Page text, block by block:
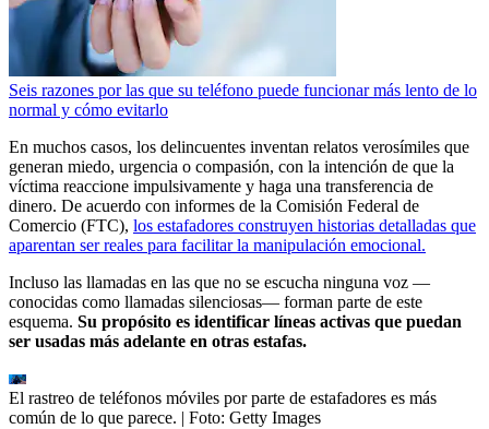
Seis razones por las que su teléfono puede funcionar más lento de lo
normal y cómo evitarlo
En muchos casos, los delincuentes inventan relatos verosímiles que
generan miedo, urgencia o compasión, con la intención de que la
víctima reaccione impulsivamente y haga una transferencia de
dinero. De acuerdo con informes de la Comisión Federal de
Comercio (FTC), los estafadores construyen historias detalladas que
aparentan ser reales para facilitar la manipulación emocional.
Incluso las llamadas en las que no se escucha ninguna voz —
conocidas como llamadas silenciosas— forman parte de este
esquema. Su propósito es identificar líneas activas que puedan
ser usadas más adelante en otras estafas.
El rastreo de teléfonos móviles por parte de estafadores es más
común de lo que parece. | Foto: Getty Images